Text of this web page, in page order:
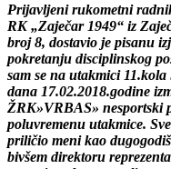
Prijavljeni rukometni
RK „Zaječar 1949“ iz
broj 8, dostavio je pisanu
pokretanju disciplinskog
sam se na utakmici
dana 17.02.2018.godine
ŽRK»VRBAS» nesportski
poluvremenu utakmice.
priličio meni kao
bivšem direktoru